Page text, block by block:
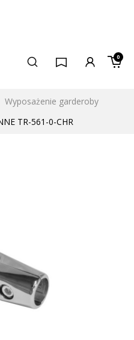
0
Wyposażenie garderoby
TR-561-0-CHR